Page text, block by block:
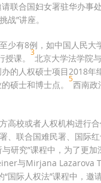
联合国妇女署驻华办事
”讲座。
少有8例，如中国人民大
课。
3
北京大学法学院
的人权硕士项目2018年
硕士和博士点。
5
西南政
高校或者人权机构进行
、联合国难民署、国际
研究”课程中，为了更加
与Mirjana Lazarova
国际人权法”课程中，邀